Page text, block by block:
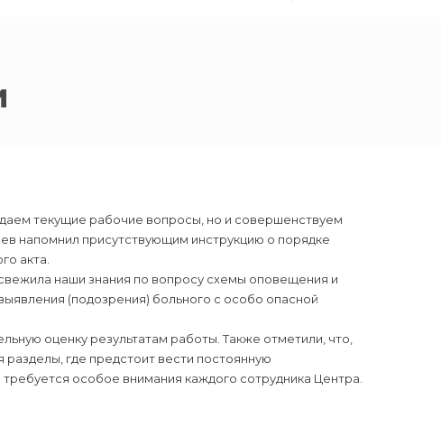
текущие рабочие вопросы, но и совершенствуем
напомнил присутствующим инструкцию о порядке
акта.
наши знания по вопросу схемы оповещения и
(подозрения) больного с особо опасной
оценку результатам работы. Также отметили, что,
где предстоит вести постоянную
особое внимания каждого сотрудника Центра.